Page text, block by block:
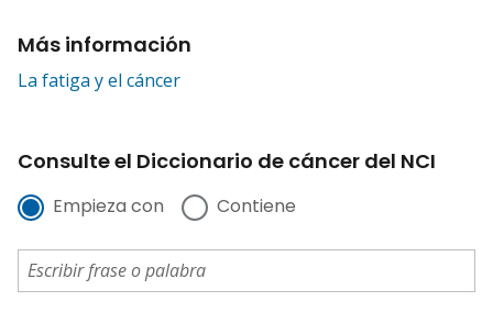
Más información
La fatiga y el cáncer
Consulte el Diccionario de cáncer del NCI
Empieza con Contiene